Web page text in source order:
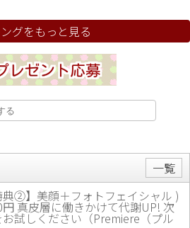
グをもっと見る
一覧
典②】美顔＋フォトフェイシャル )
真皮層に働きかけて代謝UP! 次
試しください（Premiere（プル